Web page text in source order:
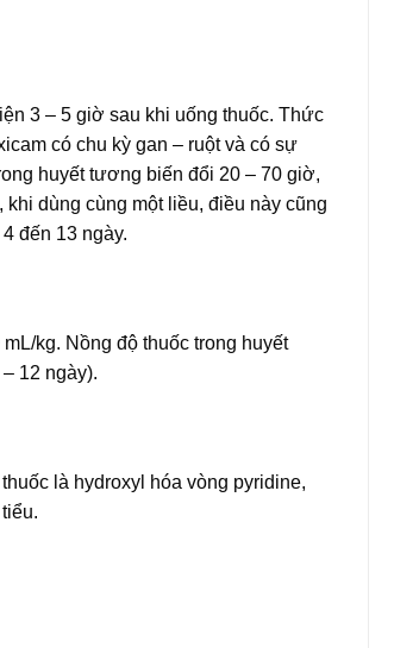
3 – 5 giờ sau khi uống thuốc. Thức
có chu kỳ gan – ruột và có sự
huyết tương biến đổi 20 – 70 giờ,
dùng cùng một liều, điều này cũng
đến 13 ngày.
kg. Nồng độ thuốc trong huyết
12 ngày).
là hydroxyl hóa vòng pyridine,